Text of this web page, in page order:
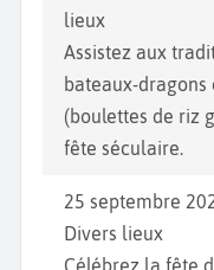
lieux
Assistez aux
bateaux-dragons
(boulettes de riz
fête séculaire.
25 septembre
Divers lieux
Célébrez la fête